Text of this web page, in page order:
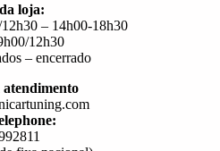
loja:
– 14h00-18h30
12h30
– encerrado